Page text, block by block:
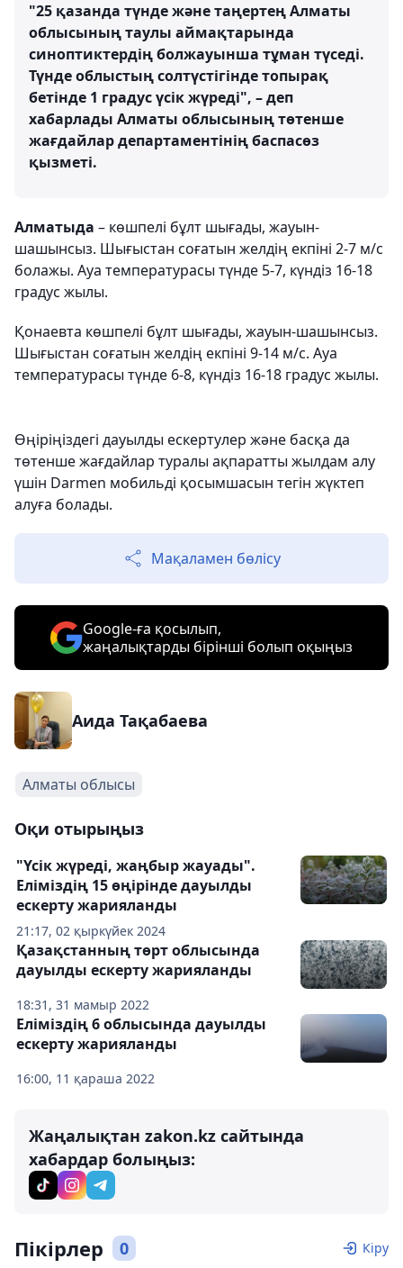
"25 қазанда түнде және таңертең Алматы
облысының таулы аймақтарында
синоптиктердің болжауынша тұман түседі.
Түнде облыстың солтүстігінде топырақ
бетінде 1 градус үсік жүреді", – деп
хабарлады Алматы облысының төтенше
жағдайлар департаментінің баспасөз
қызметі.
Алматыда – көшпелі бұлт шығады, жауын-
шашынсыз. Шығыстан соғатын желдің екпіні 2-7 м/с
болажы. Ауа температурасы түнде 5-7, күндіз 16-18
градус жылы.
Қонаевта көшпелі бұлт шығады, жауын-шашынсыз.
Шығыстан соғатын желдің екпіні 9-14 м/с. Ауа
температурасы түнде 6-8, күндіз 16-18 градус жылы.
Өңіріңіздегі дауылды ескертулер және басқа да
төтенше жағдайлар туралы ақпаратты жылдам алу
үшін Darmen мобильді қосымшасын тегін жүктеп
алуға болады.
Мақаламен бөлісу
Google-ға қосылып,
жаңалықтарды бірінші болып оқыңыз
Аида Тақабаева
Алматы облысы
Оқи отырыңыз
21:17, 02 қыркүйек 2024
"Үсік жүреді, жаңбыр жауады".
Еліміздің 15 өңірінде дауылды
ескерту жарияланды
18:31, 31 мамыр 2022
Қазақстанның төрт облысында
дауылды ескерту жарияланды
16:00, 11 қараша 2022
Еліміздің 6 облысында дауылды
ескерту жарияланды
Жаңалықтан zakon.kz сайтында
хабардар болыңыз:
Пікірлер 0 Кіру